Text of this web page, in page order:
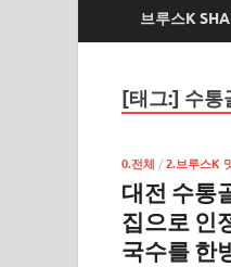
브루스K
[태그:] 수통
0.전체 / 2.브루스K
대전 수통
집으로 인
국수를 한